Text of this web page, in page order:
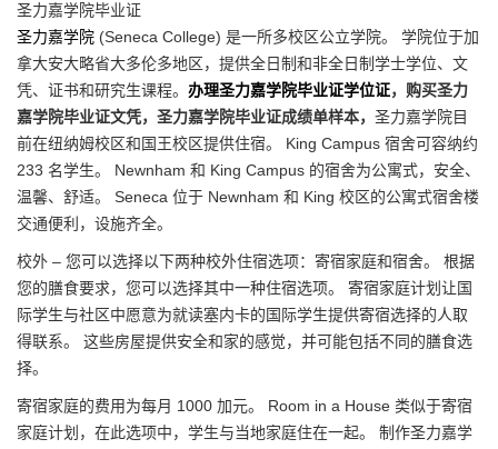
圣力嘉学院毕业证
圣力嘉学院 (Seneca College) 是一所多校区公立学院。 学院位于加
拿大安大略省大多伦多地区，提供全日制和非全日制学士学位、文
凭、证书和研究生课程。 办理圣力嘉学院毕业证学位证，购买圣力
嘉学院毕业证文凭，圣力嘉学院毕业证成绩单样本， 圣力嘉学院目
前在纽纳姆校区和国王校区提供住宿。 King Campus 宿舍可容纳约
233 名学生。 Newnham 和 King Campus 的宿舍为公寓式，安全、
温馨、舒适。 Seneca 位于 Newnham 和 King 校区的公寓式宿舍楼
交通便利，设施齐全。
校外 – 您可以选择以下两种校外住宿选项：寄宿家庭和宿舍。 根据
您的膳食要求，您可以选择其中一种住宿选项。 寄宿家庭计划让国
际学生与社区中愿意为就读塞内卡的国际学生提供寄宿选择的人取
得联系。 这些房屋提供安全和家的感觉，并可能包括不同的膳食选
择。
寄宿家庭的费用为每月 1000 加元。 Room in a House 类似于寄宿
家庭计划，在此选项中，学生与当地家庭住在一起。 制作圣力嘉学